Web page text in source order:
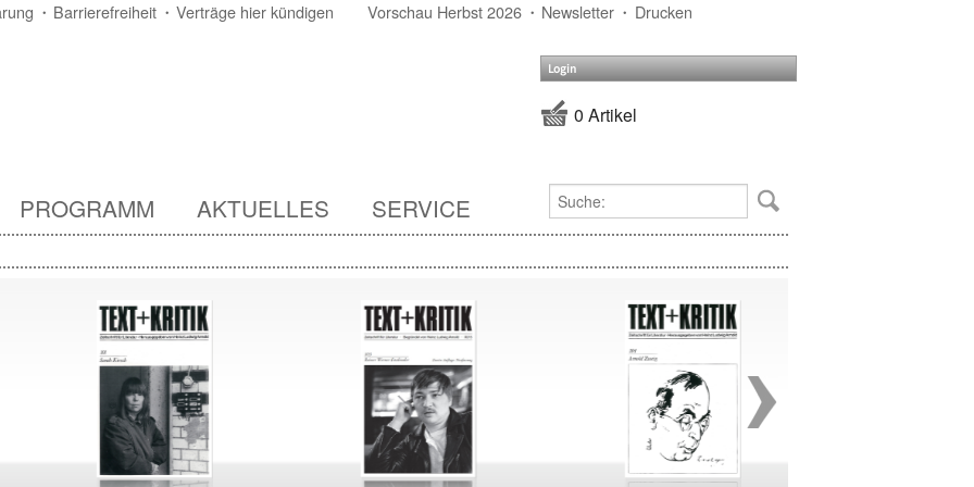
Barrierefreiheit Verträge hier kündigen Vorschau Herbst 2026 Newsletter Drucken
Login
0 Artikel
PROGRAMM AKTUELLES SERVICE